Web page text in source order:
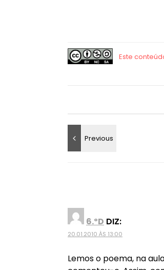
6.ºD DIZ:
20.01.2010 ÀS 13:00
Lemos o poema, na